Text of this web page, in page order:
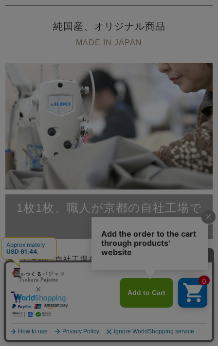
メニュー
純国産、オリジナル商品
MADE IN JAPAN
1枚1枚、職人が京都の自社工場で
滋賀と京都に自社工場をもつ、創業70年岩本繊維。大
手百貨店やインテリアショップ、寝具店へのパジャマの
卸し、ホテル等の館内着製造は年間10,000枚以上の多
数販売実績がございます。原材料を輸入、染、織、加工
縫製をすべて日本国内で行っているパジャマ専門店で
す。